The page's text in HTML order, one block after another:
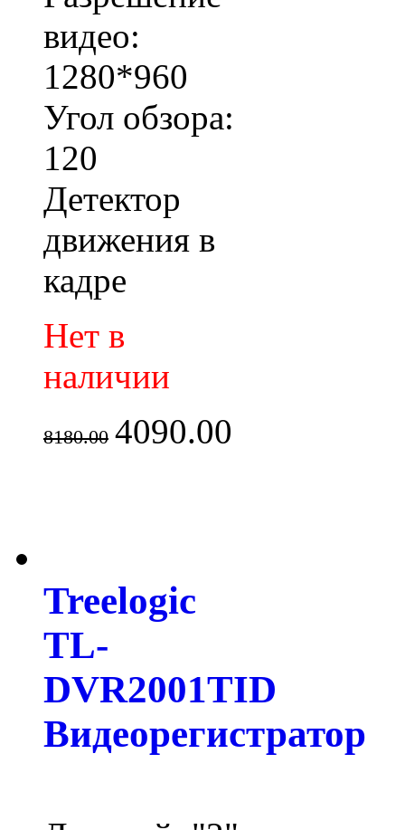
видео:
1280*960
Угол обзора:
120
Детектор
движения в
кадре
Нет в
наличии
8180.00 4090.00
Treelogic
TL-
DVR2001TID
Видеорегистратор